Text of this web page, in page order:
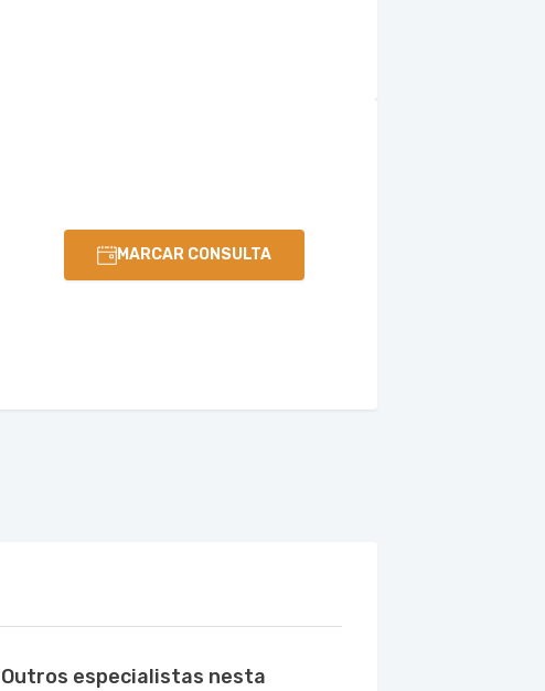
MARCAR CONSULTA
Outros especialistas nesta